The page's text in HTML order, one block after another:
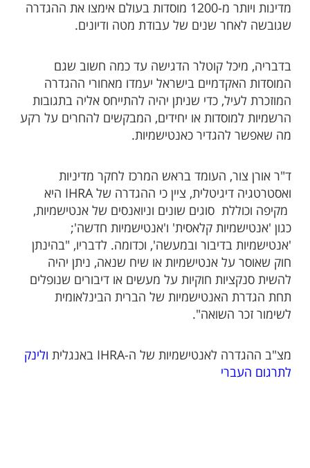
מדינות ויותר מ-1200 מוסדות בעולם אימצו את ההגדרה
שגובשה לאחר שנים של עבודת מטה ודיונים.
בדבריה, מיכל קוטלר הדגישה עד כמה חשוב שגם
המוסדות האקדמיים בישראל יעמדו מאחורי ההגדרה
המוזכרת לעיל, כדי שניתן יהיה להתייחס אליה בתגובות
הרשמיות למוסדות או יחידים, המבקשים להחרים על רקע
מה שאפשר להגדיר כאנטישמיות.
ד"ר אורן צור, העומד בראש המרכז לחקר מדיניות
ואסטרטגיה דיגיטלית, ציין כי ההגדרה של IHRA היא
מקיפה וכוללת סוגים שונים וניואנסים של אנטישמיות,
כגון 'אנטישמיות קלאסית' ו'אנטישמיות חדשה';
'אנטישמיות בדיבור ובמעשה', וכדומה. לדבריו, "בהינתן
חוק שאוסר על אנטישמיות או שיח שנאה, ניתן יהיה
להשית סנקציות חוקיות על מעשים או דיבורים שנופלים
תחת הגדרת האנטישמיות של הברית הבינלאומית
לשימור זכר השואה".
מצ"ב ההגדרה לאנטישמיות של ה-IHRA באנגלית ולינק
לתרגום העברי